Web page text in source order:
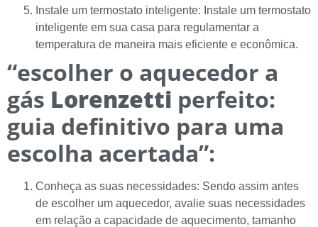
Instale um termostato inteligente: Instale um termostato
inteligente em sua casa para regulamentar a
temperatura de maneira mais eficiente e econômica.
“escolher o aquecedor a
gás Lorenzetti perfeito:
guia definitivo para uma
escolha acertada”:
Conheça as suas necessidades: Sendo assim antes
de escolher um aquecedor, avalie suas necessidades
em relação a capacidade de aquecimento, tamanho